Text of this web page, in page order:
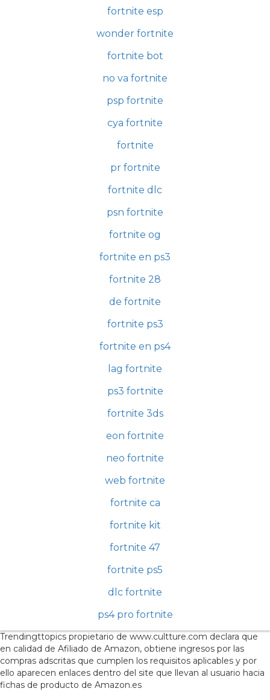
fortnite esp
wonder fortnite
fortnite bot
no va fortnite
psp fortnite
cya fortnite
fortnite
pr fortnite
fortnite dlc
psn fortnite
fortnite og
fortnite en ps3
fortnite 28
de fortnite
fortnite ps3
fortnite en ps4
lag fortnite
ps3 fortnite
fortnite 3ds
eon fortnite
neo fortnite
web fortnite
fortnite ca
fortnite kit
fortnite 47
fortnite ps5
dlc fortnite
ps4 pro fortnite
Trendingttopics propietario de www.cultture.com declara que
en calidad de Afiliado de Amazon, obtiene ingresos por las
compras adscritas que cumplen los requisitos aplicables y por
ello aparecen enlaces dentro del site que llevan al usuario hacia
fichas de producto de Amazon.es